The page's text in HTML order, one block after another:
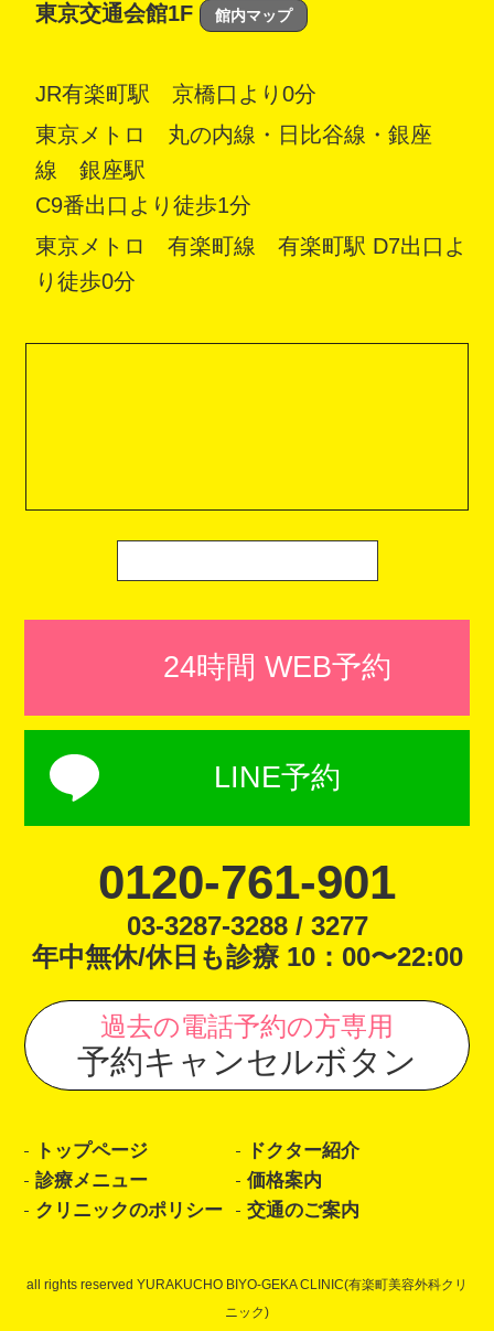
東京交通会館1F
館内マップ
JR有楽町駅 京橋口より0分
東京メトロ 丸の内線・日比谷線・銀座
線 銀座駅
C9番出口より徒歩1分
東京メトロ 有楽町線 有楽町駅 D7出口よ
り徒歩0分
24時間 WEB予約
LINE予約
0120-761-901
03-3287-3288 / 3277
年中無休/休日も診療 10：00〜22:00
過去の電話予約の方専用
予約キャンセルボタン
トップページ
ドクター紹介
診療メニュー
価格案内
クリニックのポリシー
交通のご案内
all rights reserved YURAKUCHO BIYO-GEKA CLINIC(有楽町美容外科クリ
ニック)